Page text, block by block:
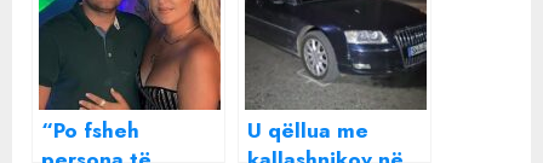
“Po fsheh
U qëllua me